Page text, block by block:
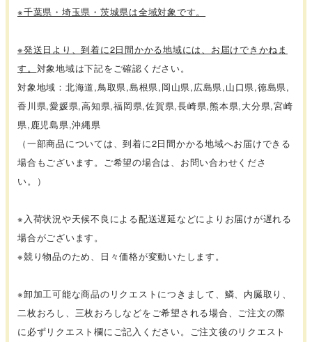
※千葉県・埼玉県・茨城県は全域対象です。
※発送日より、到着に2日間かかる地域には、お届けできかねま
す。 対象地域は下記をご確認ください。
対象地域：北海道,鳥取県,島根県,岡山県,広島県,山口県,徳島県,
香川県,愛媛県,高知県,福岡県,佐賀県,長崎県,熊本県,大分県,宮崎
県,鹿児島県,沖縄県
（一部商品については、到着に2日間かかる地域へお届けできる
場合もございます。ご希望の場合は、お問い合わせくださ
い。）
※入荷状況や天候不良による配送遅延などによりお届けが遅れる
場合がございます。
※競り物品のため、日々価格が変動いたします。
※卸加工可能な商品のリクエストにつきまして、鱗、内臓取り、
二枚おろし、三枚おろしなどをご希望される場合、ご注文の際
に必ずリクエスト欄にご記入ください。ご注文後のリクエスト